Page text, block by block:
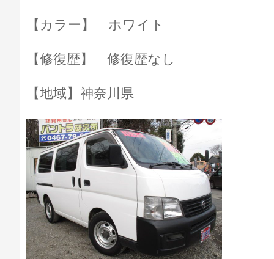
【カラー】 ホワイト
【修復歴】 修復歴なし
【地域】神奈川県